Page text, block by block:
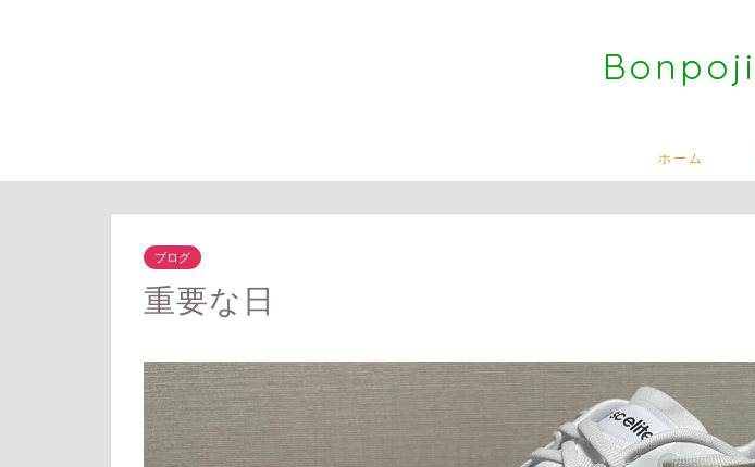
ホーム
ブログ
重要な日